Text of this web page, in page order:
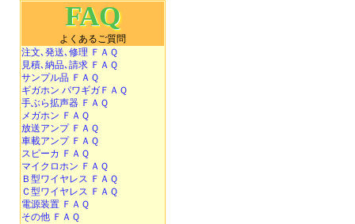
FAQ
よくあるご質問
注文､発送､修理 ＦＡＱ
見積､納品､請求 ＦＡＱ
サンプル品 ＦＡＱ
ギガホン パワギガＦＡＱ
手ぶら拡声器 ＦＡＱ
メガホン ＦＡＱ
放送アンプ ＦＡＱ
車載アンプ ＦＡＱ
スピーカ ＦＡＱ
マイクロホン ＦＡＱ
Ｂ型ワイヤレス ＦＡＱ
Ｃ型ワイヤレス ＦＡＱ
電源装置 ＦＡＱ
その他 ＦＡＱ